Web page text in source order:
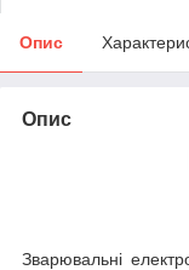
Опис
Опис
Зварювальні